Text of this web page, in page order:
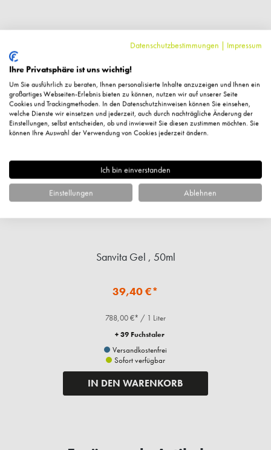
Ähnliche Artikel
Sanvita Gel , 50ml
39,40 €*
788,00 €* / 1 Liter
+ 39 Fuchstaler
Versandkostenfrei
Sofort verfügbar
IN DEN WARENKORB
Datenschutzbestimmungen | Impressum
Ihre Privatsphäre ist uns wichtig!
Um Sie ausführlich zu beraten, Ihnen personalisierte Inhalte anzuzeigen und Ihnen ein
großartiges Webseiten-Erlebnis bieten zu können, nutzen wir auf unserer Seite
Cookies und Trackingmethoden. In den Datenschutzhinweisen können Sie einsehen,
welche Dienste wir einsetzen und jederzeit, auch durch nachträgliche Änderung der
Einstellungen, selbst entscheiden, ob und inwieweit Sie diesen zustimmen möchten. Sie
können Ihre Auswahl der Verwendung von Cookies jederzeit ändern.
Ich bin einverstanden
Einstellungen Ablehnen